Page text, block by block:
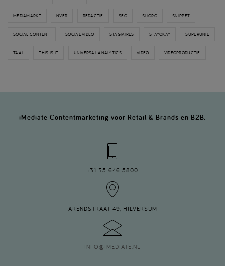
MEDIAMARKT NVER REDACTIE SEO SLIGRO SNIPPET
SOCIAL CONTENT SOCIAL VIDEO STAGIAIRES STAYOKAY SUPERUNIE
TAAL THIS IS IT UNIVERSAL ANALYTICS VIDEO VIDEOPRODUCTIE
iMediate Contentmarketing voor Retail & Brands en B2B.
+31 35 646 5800
ARENDSTRAAT 49, HILVERSUM
INFO@ IMEDIATE.NL